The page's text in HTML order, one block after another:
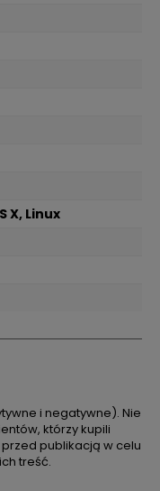
X, Linux
i negatywne). Nie
którzy kupili
publikacją w celu
treść.